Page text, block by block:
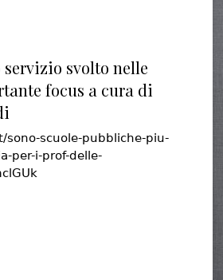
svolto nelle
focus a cura di
scuole-pubbliche-piu-
per-i-prof-delle-